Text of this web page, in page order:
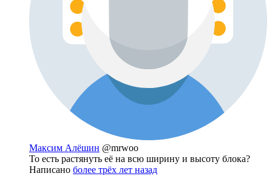
Максим Алёшин @mrwoo
То есть растянуть её на всю ширину и высоту блока?
Написано более трёх лет назад